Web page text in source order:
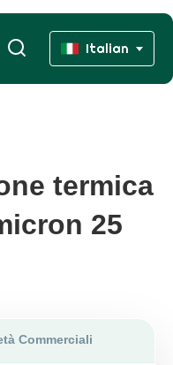
Italian
termica
25
termica
25
Commerciali